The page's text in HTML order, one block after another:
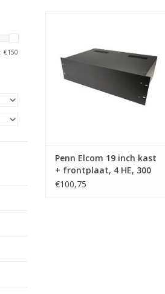
€150
TOEVOEGEN AAN WINKELWAGEN
Penn Elcom 19 inch kast
+ frontplaat, 4 HE, 300
mm
€100,75